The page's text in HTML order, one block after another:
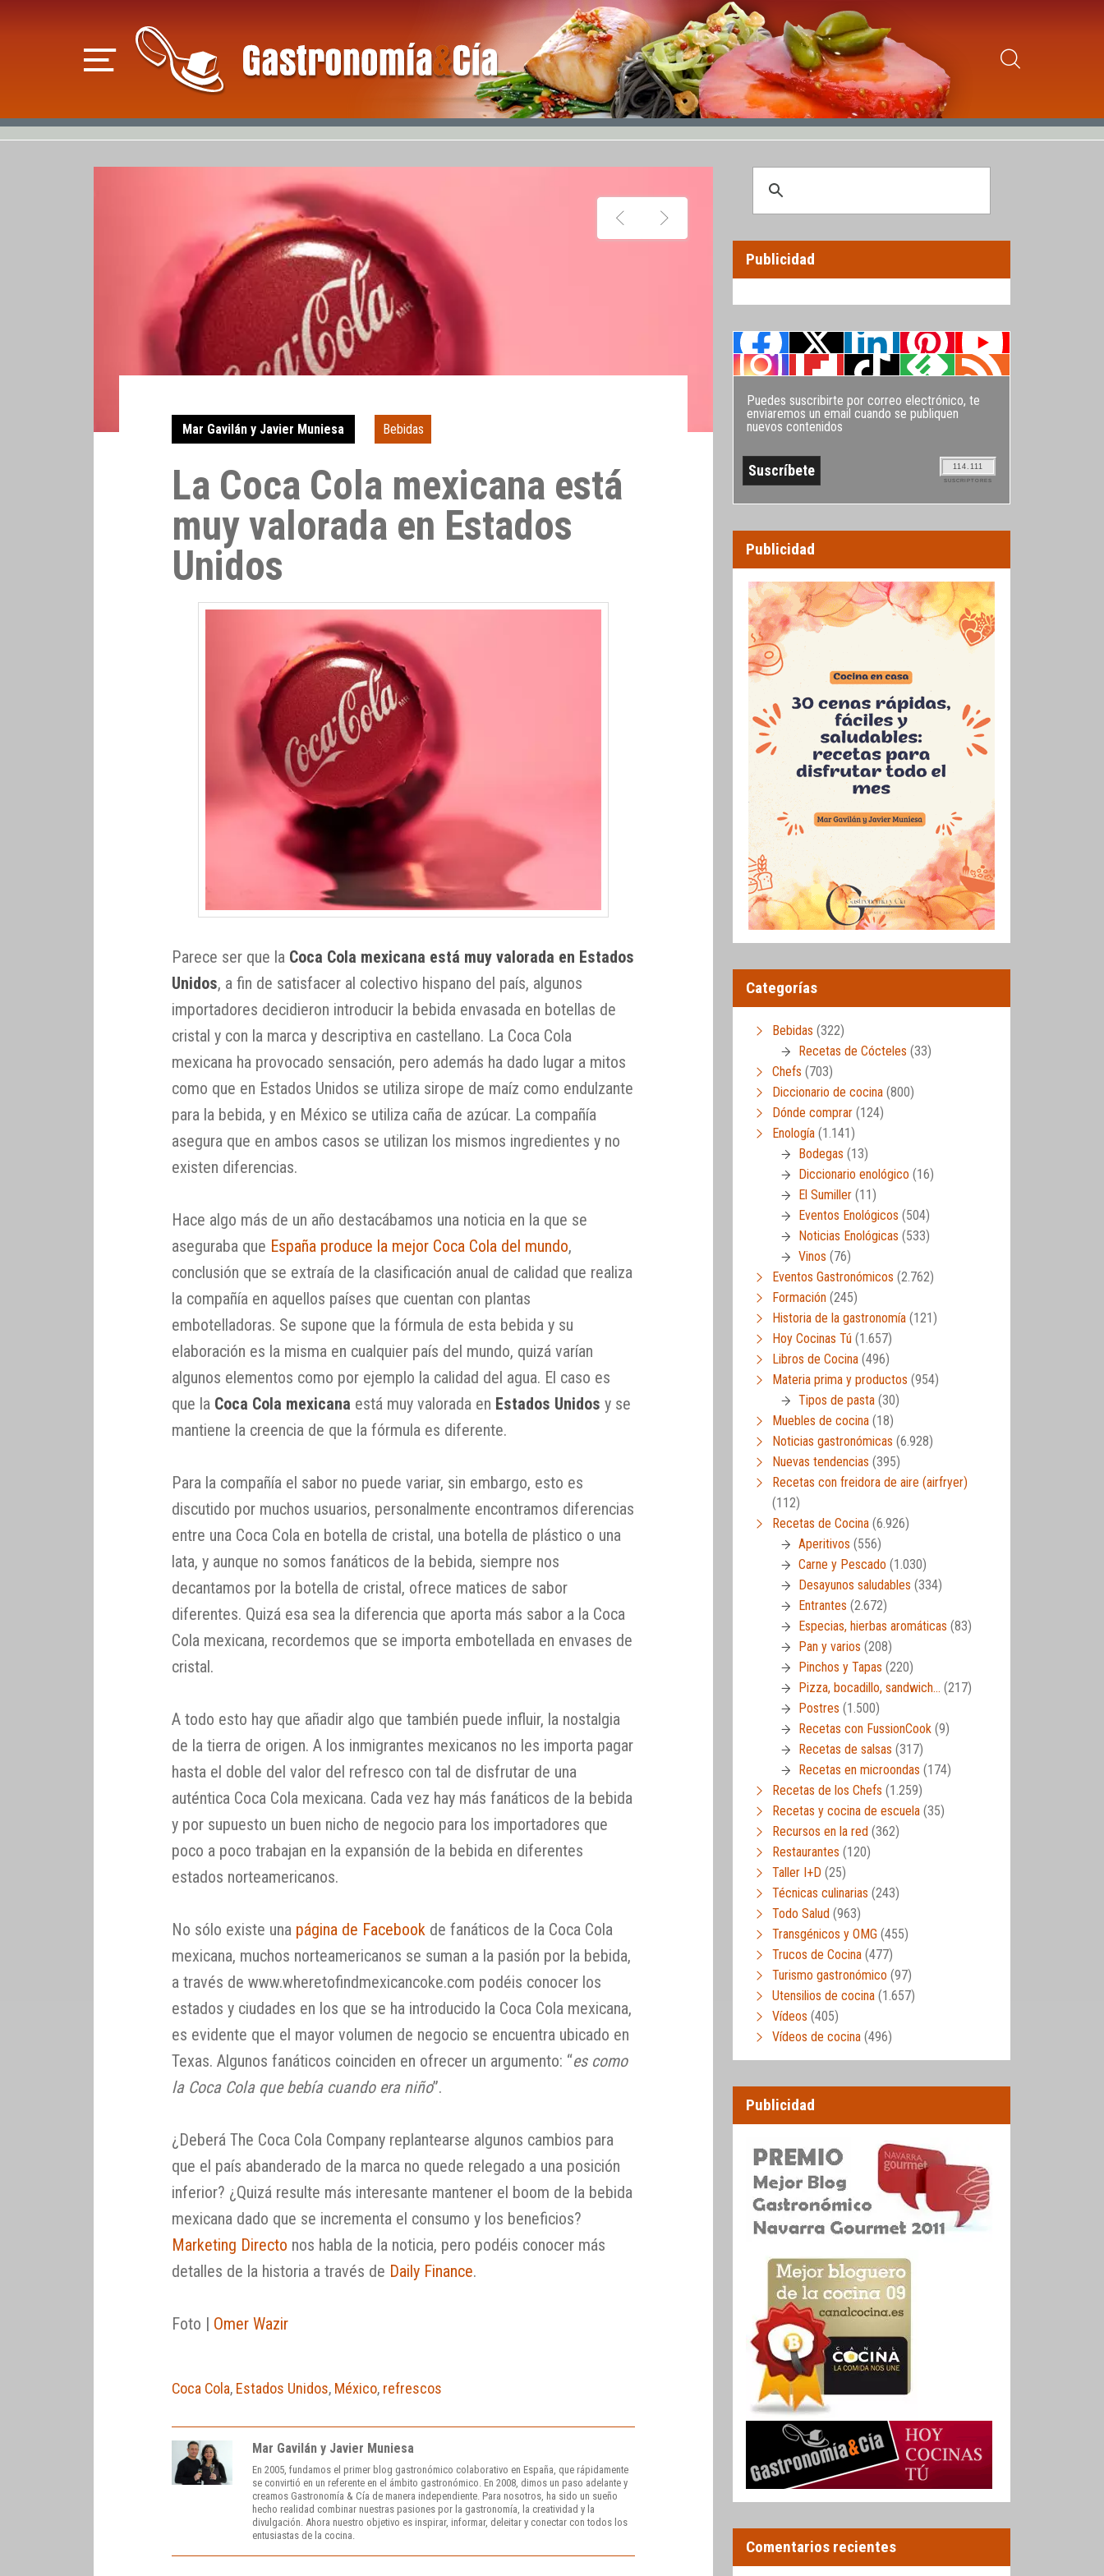
Mar Gavilán y Javier Muniesa Bebidas
La Coca Cola mexicana está
muy valorada en Estados
Unidos
Parece ser que la Coca Cola mexicana está muy valorada en Estados
Unidos, a fin de satisfacer al colectivo hispano del país, algunos
importadores decidieron introducir la bebida envasada en botellas de
cristal y con la marca y descriptiva en castellano. La Coca Cola
mexicana ha provocado sensación, pero además ha dado lugar a mitos
como que en Estados Unidos se utiliza sirope de maíz como endulzante
para la bebida, y en México se utiliza caña de azúcar. La compañía
asegura que en ambos casos se utilizan los mismos ingredientes y no
existen diferencias.
Hace algo más de un año destacábamos una noticia en la que se
aseguraba que España produce la mejor Coca Cola del mundo,
conclusión que se extraía de la clasificación anual de calidad que realiza
la compañía en aquellos países que cuentan con plantas
embotelladoras. Se supone que la fórmula de esta bebida y su
elaboración es la misma en cualquier país del mundo, quizá varían
algunos elementos como por ejemplo la calidad del agua. El caso es
que la Coca Cola mexicana está muy valorada en Estados Unidos y se
mantiene la creencia de que la fórmula es diferente.
Para la compañía el sabor no puede variar, sin embargo, esto es
discutido por muchos usuarios, personalmente encontramos diferencias
entre una Coca Cola en botella de cristal, una botella de plástico o una
lata, y aunque no somos fanáticos de la bebida, siempre nos
decantamos por la botella de cristal, ofrece matices de sabor
diferentes. Quizá esa sea la diferencia que aporta más sabor a la Coca
Cola mexicana, recordemos que se importa embotellada en envases de
cristal.
A todo esto hay que añadir algo que también puede influir, la nostalgia
de la tierra de origen. A los inmigrantes mexicanos no les importa pagar
hasta el doble del valor del refresco con tal de disfrutar de una
auténtica Coca Cola mexicana. Cada vez hay más fanáticos de la bebida
y por supuesto un buen nicho de negocio para los importadores que
poco a poco trabajan en la expansión de la bebida en diferentes
estados norteamericanos.
No sólo existe una página de Facebook de fanáticos de la Coca Cola
mexicana, muchos norteamericanos se suman a la pasión por la bebida,
a través de www.wheretofindmexicancoke.com podéis conocer los
estados y ciudades en los que se ha introducido la Coca Cola mexicana,
es evidente que el mayor volumen de negocio se encuentra ubicado en
Texas. Algunos fanáticos coinciden en ofrecer un argumento: “es como
la Coca Cola que bebía cuando era niño”.
¿Deberá The Coca Cola Company replantearse algunos cambios para
que el país abanderado de la marca no quede relegado a una posición
inferior? ¿Quizá resulte más interesante mantener el boom de la bebida
mexicana dado que se incrementa el consumo y los beneficios?
Marketing Directo nos habla de la noticia, pero podéis conocer más
detalles de la historia a través de Daily Finance.
Foto | Omer Wazir
Coca Cola, Estados Unidos, México, refrescos
Mar Gavilán y Javier Muniesa
En 2005, fundamos el primer blog gastronómico colaborativo en España, que rápidamente
se convirtió en un referente en el ámbito gastronómico. En 2008, dimos un paso adelante y
creamos Gastronomía & Cía de manera independiente. Para nosotros, ha sido un sueño
hecho realidad combinar nuestras pasiones por la gastronomía, la creatividad y la
divulgación. Ahora nuestro objetivo es inspirar, informar, deleitar y conectar con todos los
entusiastas de la cocina.
Publicidad
Puedes suscribirte por correo electrónico, te
enviaremos un email cuando se publiquen
nuevos contenidos
114.111
SUSCRIPTORES
Publicidad
Categorías
Bebidas (322)
Recetas de Cócteles (33)
Chefs (703)
Diccionario de cocina (800)
Dónde comprar (124)
Enología (1.141)
Bodegas (13)
Diccionario enológico (16)
El Sumiller (11)
Eventos Enológicos (504)
Noticias Enológicas (533)
Vinos (76)
Eventos Gastronómicos (2.762)
Formación (245)
Historia de la gastronomía (121)
Hoy Cocinas Tú (1.657)
Libros de Cocina (496)
Materia prima y productos (954)
Tipos de pasta (30)
Muebles de cocina (18)
Noticias gastronómicas (6.928)
Nuevas tendencias (395)
Recetas con freidora de aire (airfryer)
(112)
Recetas de Cocina (6.926)
Aperitivos (556)
Carne y Pescado (1.030)
Desayunos saludables (334)
Entrantes (2.672)
Especias, hierbas aromáticas (83)
Pan y varios (208)
Pinchos y Tapas (220)
Pizza, bocadillo, sandwich… (217)
Postres (1.500)
Recetas con FussionCook (9)
Recetas de salsas (317)
Recetas en microondas (174)
Recetas de los Chefs (1.259)
Recetas y cocina de escuela (35)
Recursos en la red (362)
Restaurantes (120)
Taller I+D (25)
Técnicas culinarias (243)
Todo Salud (963)
Transgénicos y OMG (455)
Trucos de Cocina (477)
Turismo gastronómico (97)
Utensilios de cocina (1.657)
Vídeos (405)
Vídeos de cocina (496)
Publicidad
Comentarios recientes